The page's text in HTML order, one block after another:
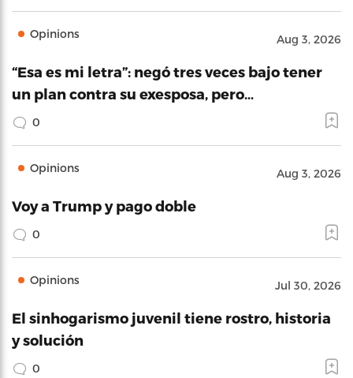
Opinions Aug 3, 2026
“Esa es mi letra”: negó tres veces bajo tener
un plan contra su exesposa, pero…
0
Opinions Aug 3, 2026
Voy a Trump y pago doble
0
Opinions Jul 30, 2026
El sinhogarismo juvenil tiene rostro, historia
y solución
0